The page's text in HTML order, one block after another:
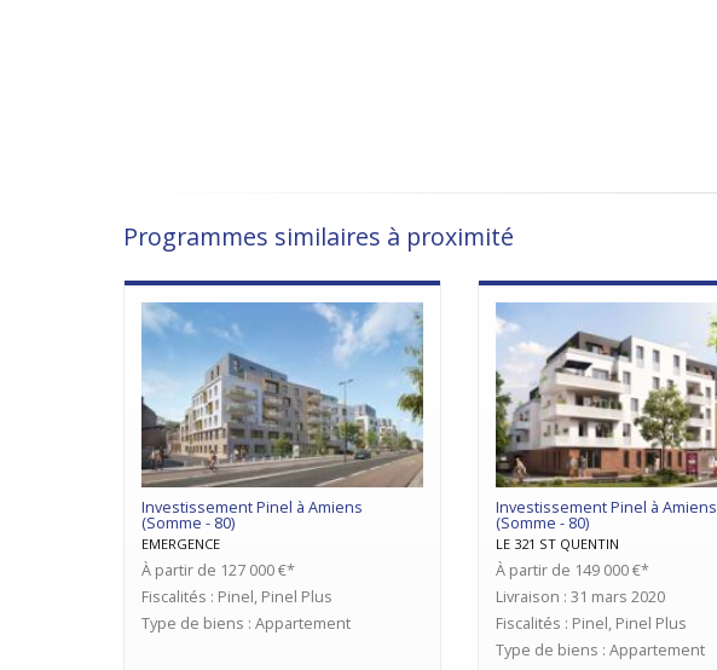
Programmes similaires à proximité
Investissement Pinel à Amiens
(Somme - 80)
EMERGENCE
À partir de 127 000 €*
Fiscalités : Pinel, Pinel Plus
Type de biens : Appartement
Investissement Pinel à Amiens
(Somme - 80)
LE 321 ST QUENTIN
À partir de 149 000 €*
Livraison : 31 mars 2020
Fiscalités : Pinel, Pinel Plus
Type de biens : Appartement